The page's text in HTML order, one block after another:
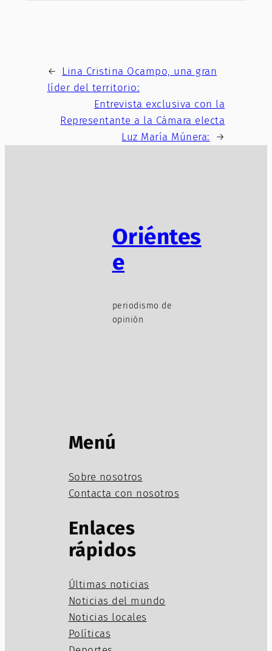
← Lina Cristina Ocampo, una gran
líder del territorio:
Entrevista exclusiva con la
Representante a la Cámara electa
Luz María Múnera:
→
Oriéntes
e
periodismo de
opinión
Menú
Sobre nosotros
Contacta con nosotros
Enlaces
rápidos
Últimas noticias
Noticias del mundo
Noticias locales
Políticas